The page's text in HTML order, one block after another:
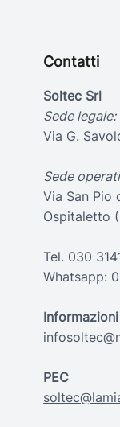
Contatti
Soltec Srl
Sede legale:
Via G.
Sede
Via San Pio
Ospitaletto
Tel. 030
Whatsapp:
Informazioni
PEC